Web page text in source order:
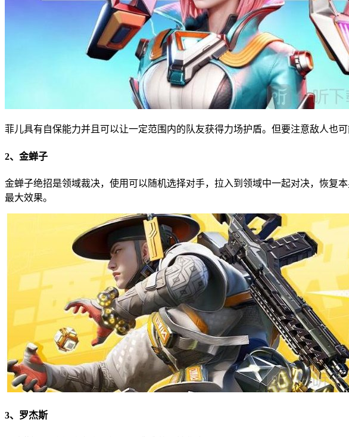
菲儿具有自保能力并且可以让一定范围内的队友获得力场护盾。但要注意敌人也
2、金蝉子
金蝉子绝招是领域裁决，使用可以随机选择对手，拉入到领域中一起对决，恢复
最大效果。
3、罗杰斯